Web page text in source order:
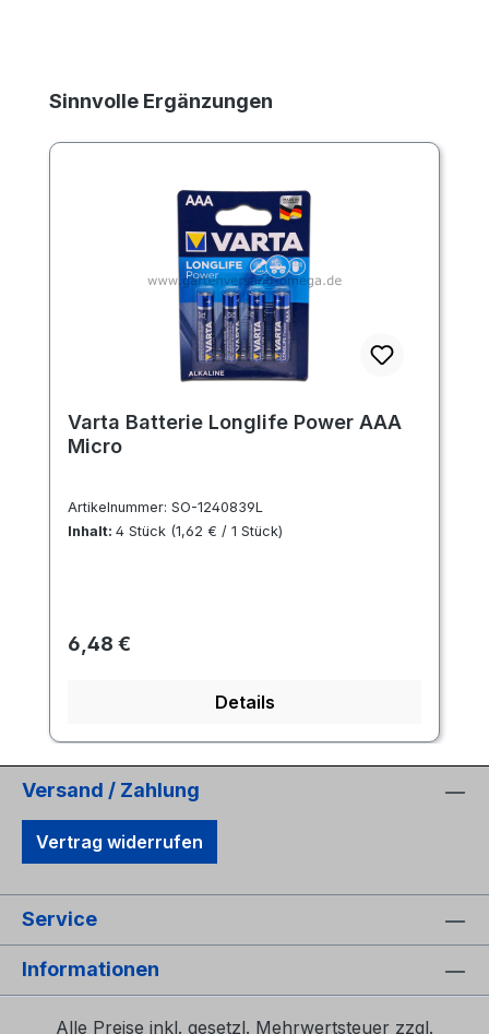
Produktgalerie überspringen
Sinnvolle Ergänzungen
Varta Batterie Longlife Power AAA
Micro
Artikelnummer: SO-1240839L
Inhalt: 4 Stück (1,62 € / 1 Stück)
Regulärer Preis:
6,48 €
Details
Versand / Zahlung
Vertrag widerrufen
Service
Informationen
Alle Preise inkl. gesetzl. Mehrwertsteuer zzgl.